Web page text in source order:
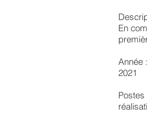
En
Année :
2021
Postes